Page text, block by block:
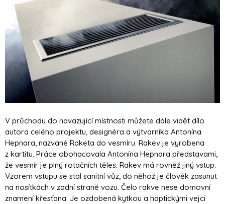
V průchodu do navazující místnosti můžete dále vidět dílo
autora celého projektu, designéra a výtvarníka Antonína
Hepnara, nazvané Raketa do vesmíru. Rakev je vyrobena
z kartitu. Práce obohacovala Antonína Hepnara představami,
že vesmír je plný rotačních těles. Rakev má rovněž jiný vstup.
Vzorem vstupu se stal sanitní vůz, do něhož je člověk zasunut
na nosítkách v zadní straně vozu. Čelo rakve nese domovní
znamení křesťana. Je ozdobená kytkou a haptickými vejci